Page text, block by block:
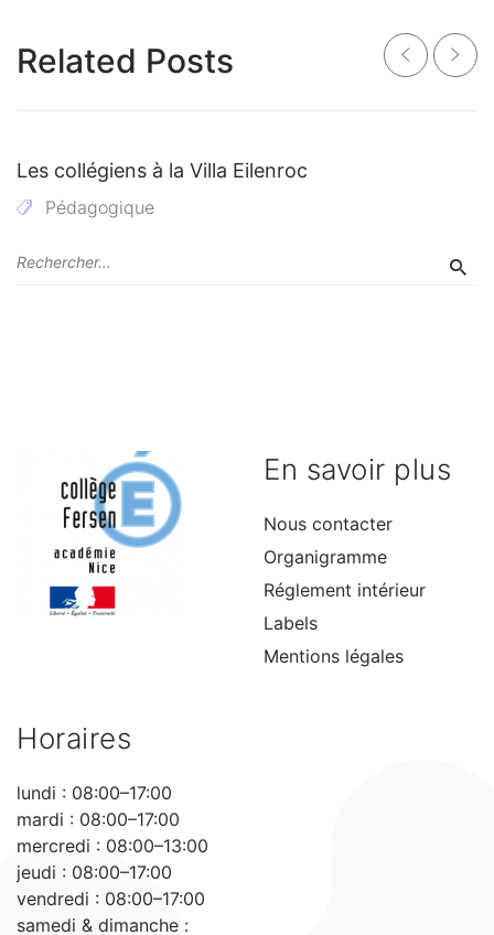
Related Posts
Les collégiens à la Villa Eilenroc
Pédagogique
En savoir plus
Nous contacter
Organigramme
Réglement intérieur
Labels
Mentions légales
Horaires
lundi : 08:00–17:00
mardi : 08:00–17:00
mercredi : 08:00–13:00
jeudi : 08:00–17:00
vendredi : 08:00–17:00
samedi & dimanche :